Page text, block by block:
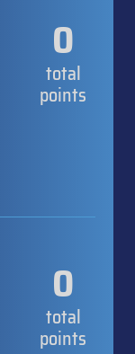
0
total
points
0
total
points